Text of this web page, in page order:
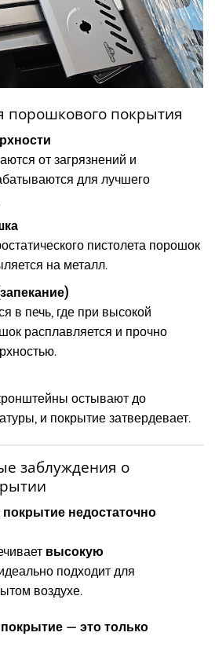
порошкового покрытия
от загрязнений и
для лучшего
пистолета порошок
на металл.
в печь, где при высокой
расплавляется и прочно
остывают до
и покрытие затвердевает.
заблуждения о
недостаточно
высокую
подходит для
воздухе.
— это только